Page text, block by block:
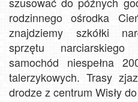
rodzinnego ośrodka
znajdziemy szkółki
sprzętu
samochód niespełna
talerzykowych. Trasy
drodze z centrum Wisły